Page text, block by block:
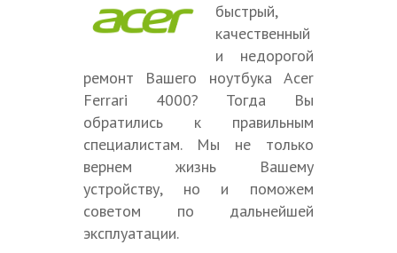
быстрый,
качественный
и недорогой
ремонт Вашего ноутбука Acer
Ferrari 4000? Тогда Вы
обратились к правильным
специалистам. Мы не только
вернем жизнь Вашему
устройству, но и поможем
советом по дальнейшей
эксплуатации.